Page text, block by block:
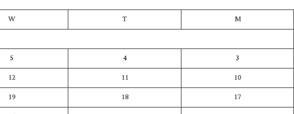
M
T
W
3
4
5
10
11
12
17
18
19